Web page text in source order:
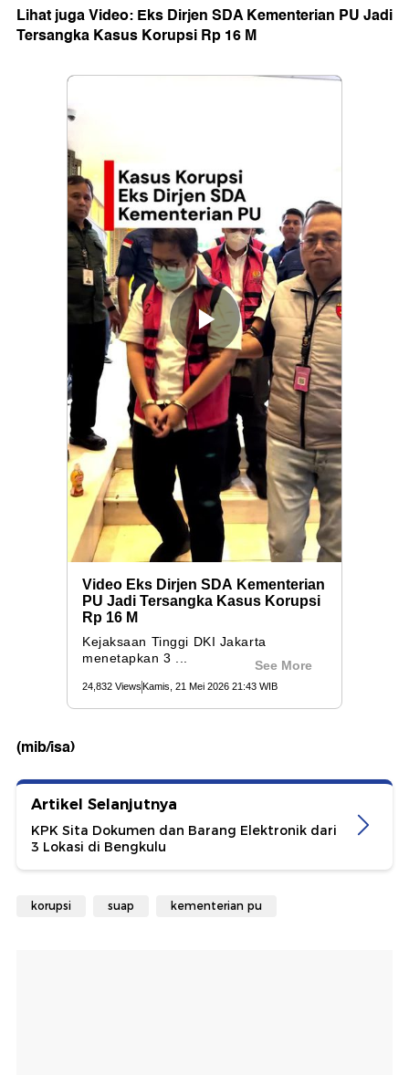
Lihat juga Video: Eks Dirjen SDA Kementerian PU Jadi
Tersangka Kasus Korupsi Rp 16 M
(mib/isa)
Artikel Selanjutnya
KPK Sita Dokumen dan Barang Elektronik dari
3 Lokasi di Bengkulu
korupsi suap kementerian pu